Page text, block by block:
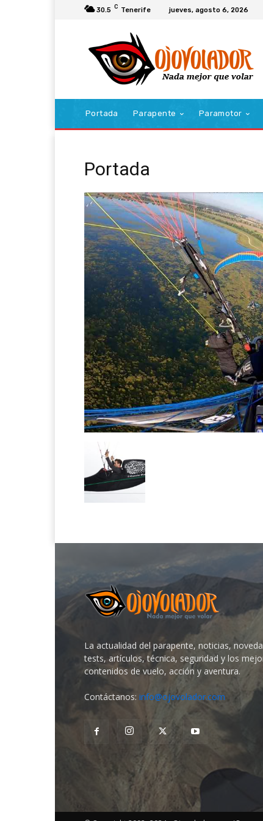
30.5 C Tenerife jueves, agosto 6, 2026
Portada Parapente Paramotor
Portada
La actualidad del parapente, noticias,
tests, artículos, técnica, seguridad y los
contenidos de vuelo, acción y aventura.
Contáctanos: info@ojovolador.com